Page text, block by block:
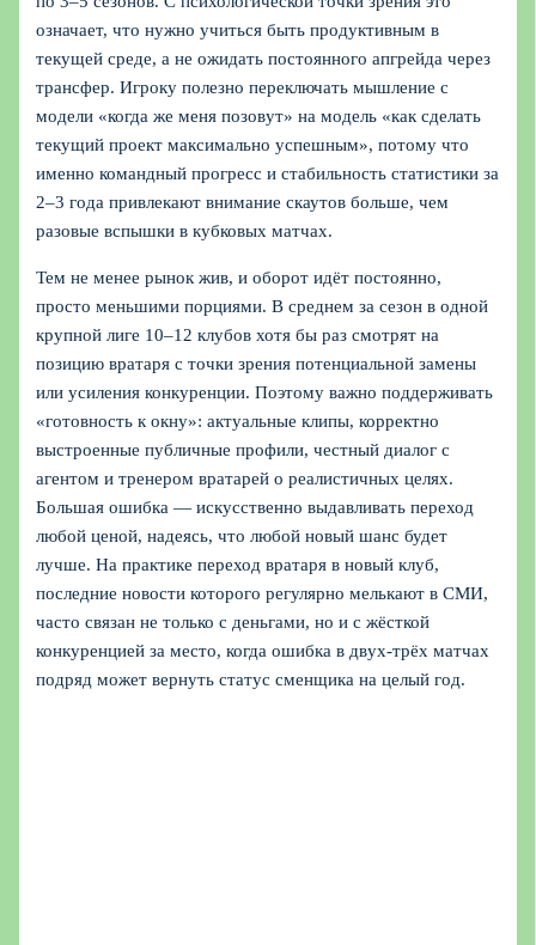
означает, что нужно учиться быть продуктивным в
текущей среде, а не ожидать постоянного апгрейда через
трансфер. Игроку полезно переключать мышление с
модели «когда же меня позовут» на модель «как сделать
текущий проект максимально успешным», потому что
именно командный прогресс и стабильность статистики за
2–3 года привлекают внимание скаутов больше, чем
разовые вспышки в кубковых матчах.
Тем не менее рынок жив, и оборот идёт постоянно,
просто меньшими порциями. В среднем за сезон в одной
крупной лиге 10–12 клубов хотя бы раз смотрят на
позицию вратаря с точки зрения потенциальной замены
или усиления конкуренции. Поэтому важно поддерживать
«готовность к окну»: актуальные клипы, корректно
выстроенные публичные профили, честный диалог с
агентом и тренером вратарей о реалистичных целях.
Большая ошибка — искусственно выдавливать переход
любой ценой, надеясь, что любой новый шанс будет
лучше. На практике переход вратаря в новый клуб,
последние новости которого регулярно мелькают в СМИ,
часто связан не только с деньгами, но и с жёсткой
конкуренцией за место, когда ошибка в двух‑трёх матчах
подряд может вернуть статус сменщика на целый год.